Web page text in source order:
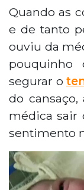
Quando as
e de tanto
ouviu da
pouquinho
segurar o
do
médica sair
sentimento